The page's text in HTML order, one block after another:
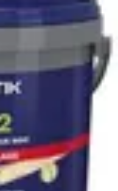
Choix du
pratiques